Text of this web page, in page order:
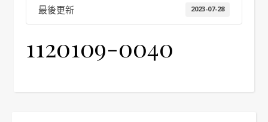
最後更新 2023-07-28
1120109-0040